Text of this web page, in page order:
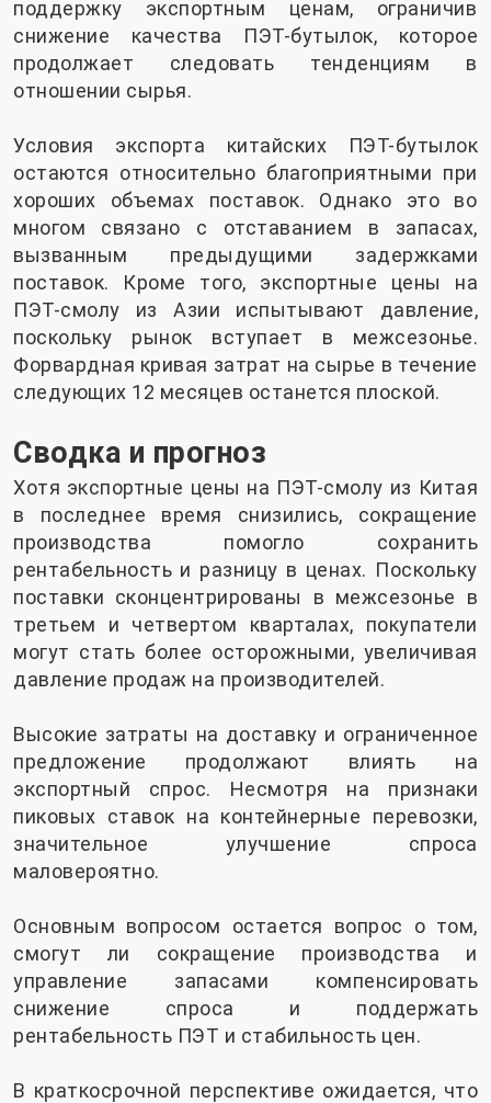
поддержку экспортным ценам, ограничив
снижение качества ПЭТ-бутылок, которое
продолжает следовать тенденциям в
отношении сырья.
Условия экспорта китайских ПЭТ-бутылок
остаются относительно благоприятными при
хороших объемах поставок. Однако это во
многом связано с отставанием в запасах,
вызванным предыдущими задержками
поставок. Кроме того, экспортные цены на
ПЭТ-смолу из Азии испытывают давление,
поскольку рынок вступает в межсезонье.
Форвардная кривая затрат на сырье в течение
следующих 12 месяцев останется плоской.
Сводка и прогноз
Хотя экспортные цены на ПЭТ-смолу из Китая
в последнее время снизились, сокращение
производства помогло сохранить
рентабельность и разницу в ценах. Поскольку
поставки сконцентрированы в межсезонье в
третьем и четвертом кварталах, покупатели
могут стать более осторожными, увеличивая
давление продаж на производителей.
Высокие затраты на доставку и ограниченное
предложение продолжают влиять на
экспортный спрос. Несмотря на признаки
пиковых ставок на контейнерные перевозки,
значительное улучшение спроса
маловероятно.
Основным вопросом остается вопрос о том,
смогут ли сокращение производства и
управление запасами компенсировать
снижение спроса и поддержать
рентабельность ПЭТ и стабильность цен.
В краткосрочной перспективе ожидается, что